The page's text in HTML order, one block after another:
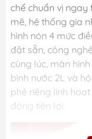
chế chuẩn vị ngay
mẽ, hệ thống gia
hình nón 4 mức
đặt sẵn, công
cùng lúc, màn
bình nước 2L và
phê riêng linh
động tiện lợi.